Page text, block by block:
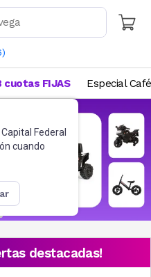
)
Capital Federal
cuando
cuotas FIJAS Especial Café
destacadas!